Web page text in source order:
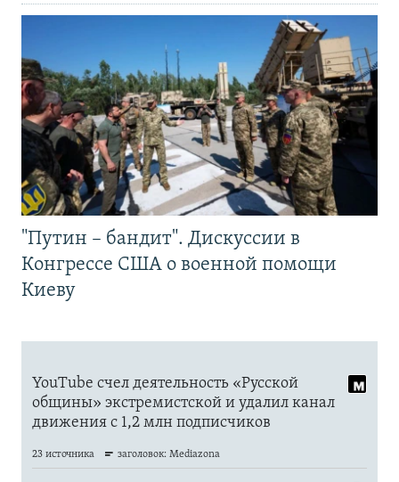
"Путин – бандит". Дискуссии в
Конгрессе США о военной помощи
Киеву